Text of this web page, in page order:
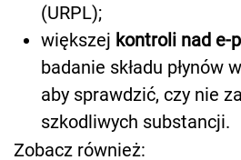
(URPL);
większej kontroli nad e-
badanie składu płynów
aby sprawdzić, czy nie
szkodliwych substancji.
Zobacz również: